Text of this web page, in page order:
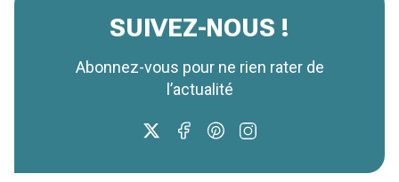
SUIVEZ-NOUS !
Abonnez-vous pour ne rien rater de
l’actualité